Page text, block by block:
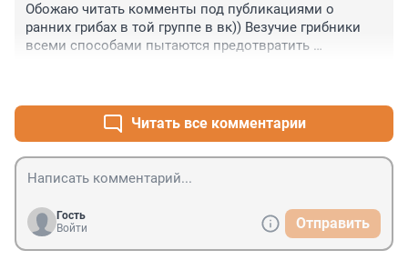
Обожаю читать комменты под публикациями о
ранних грибах в той группе в вк)) Везучие грибники
всеми способами пытаются предотвратить
скептики все равно пишут: "снято в прошлом году".
Читать все комментарии
Гость
Войти
Отправить